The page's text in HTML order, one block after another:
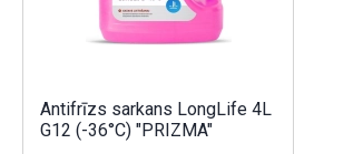
Antifrīzs sarkans LongLife 4L
G12 (-36°C) "PRIZMA"